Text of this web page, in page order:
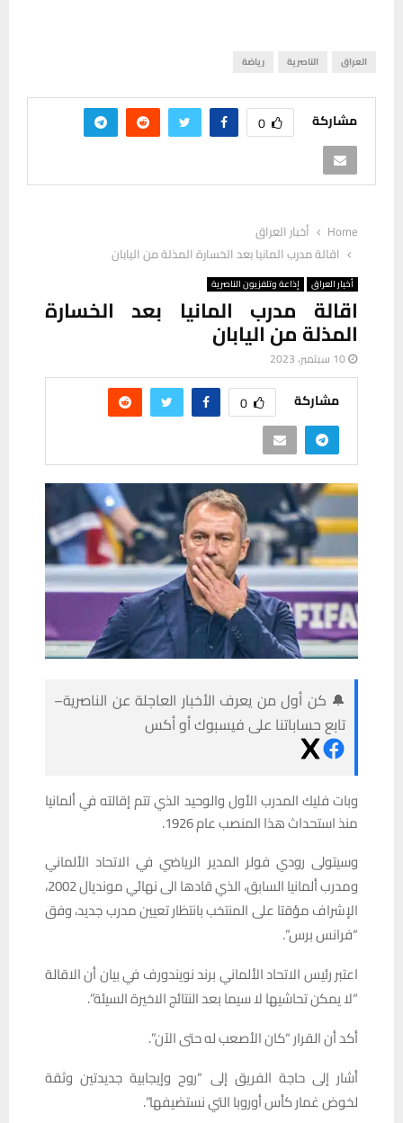
العراق الناصرية رياضة
مشاركة 0
Home
أخبار العراق
اقالة مدرب المانيا بعد الخسارة المذلة من اليابان
أخبار العراق إذاعة وتلفزيون الناصرية
اقالة مدرب المانيا بعد الخسارة
المذلة من اليابان
10 سبتمبر، 2023
مشاركة 0
🔔 كن أول من يعرف الأخبار العاجلة عن الناصرية–
تابع حساباتنا على فيسبوك أو أكس
وبات فليك المدرب الأول والوحيد الذي تتم إقالته في ألمانيا
منذ استحداث هذا المنصب عام 1926.
وسيتولى رودي فولر المدير الرياضي في الاتحاد الألماني
ومدرب ألمانيا السابق، الذي قادها الى نهائي مونديال 2002،
الإشراف مؤقتا على المنتخب بانتظار تعيين مدرب جديد، وفق
“فرانس برس”.
اعتبر رئيس الاتحاد الألماني برند نويندورف في بيان أن الاقالة
“لا يمكن تحاشيها لا سيما بعد النتائج الاخيرة السيئة”.
أكد أن القرار “كان الأصعب له حتى الآن”.
أشار إلى حاجة الفريق إلى “روح وإيجابية جديدتين وثقة
لخوض غمار كأس أوروبا التي نستضيفها”.